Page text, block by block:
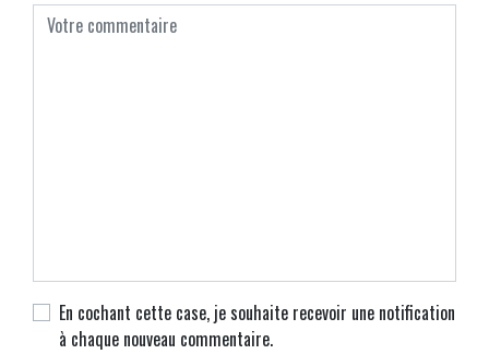
En cochant cette case, je souhaite recevoir une notification
à chaque nouveau commentaire.